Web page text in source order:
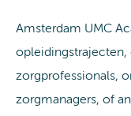
Amsterdam UMC
opleidingstrajecten,
zorgprofessionals,
zorgmanagers, of